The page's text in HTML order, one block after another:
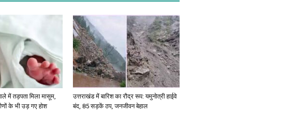
में तड़पता मिला मासूम,
के भी उड़ गए होश
उत्तराखंड में बारिश का रौद्र रूप: यमुनोत्री हाईवे
बंद, 85 सड़कें ठप, जनजीवन बेहाल